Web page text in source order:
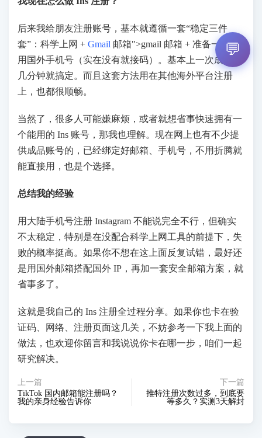
后来我给朋友注册账号，基本就遵循一套“稳定三件
套”：科学上网 + Gmail 邮箱">gmail 邮箱 + 准备一个备
用国外手机号（实在没有就接码）。基本上一次成功，
几分钟就搞定。而且这套方法用在其他海外平台注册
上，也都很顺畅。
当然了，很多人可能嫌麻烦，或者就想省事快速拥有一
个能用的 Ins 账号，那我也理解。现在网上也有不少提
供成品账号的，已经绑定好邮箱、手机号，不用折腾就
能直接用，也是个选择。
总结我的经验
用大陆手机号注册 Instagram 不能说完全不行，但确实
不太稳定，特别是在没配合科学上网工具的前提下，失
败的概率挺高。如果你不想在这上面反复试错，最好还
是用国外邮箱搭配国外 IP，再加一套安全邮箱方案，就
省事多了。
这就是我自己的 Ins 注册全过程分享。如果你也卡在验
证码、网络、注册页面这几关，不妨参考一下我上面的
做法，也欢迎你留言和我说说你卡在哪一步，咱们一起
研究解决。
上一篇
TikTok 国内邮箱能注册吗？
我的亲身经验告诉你
下一篇
推特注册次数过多，到底要
等多久？实测3天解封
💬